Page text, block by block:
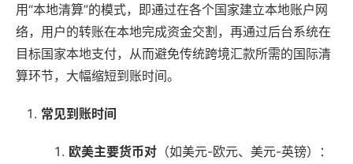
用“本地清算”的模式，即通过在各个国家建立本地账户网
络，用户的转账在本地完成资金交割，再通过后台系统在
目标国家本地支付，从而避免传统跨境汇款所需的国际清
算环节，大幅缩短到账时间。
常见到账时间
欧美主要货币对 （如美元-欧元、美元-英镑）：